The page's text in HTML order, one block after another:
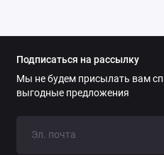
Changan
Chery
Chevrolet
Chrysler
Подписаться на рассылку
Мы не будем присылать вам
выгодные предложения